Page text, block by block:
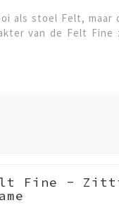
als stoel Felt,
van de Felt
Fine -